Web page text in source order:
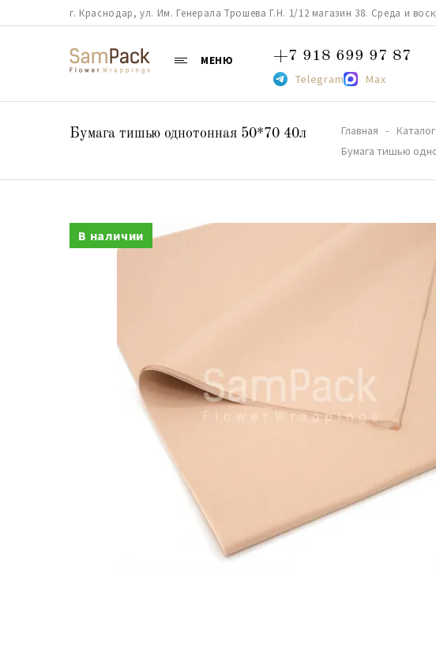
г. Краснодар, ул. Им. Генерала Трошева Г.Н. 1/12 магазин 38. Среда и
МЕНЮ +7 918 699 97 87
Telegram Max
Бумага тишью однотонная 50*70 40л Главная Каталог
Бумага тишью
В наличии